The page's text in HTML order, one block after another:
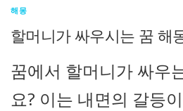
해몽
할머니가 싸우시는 꿈 해
꿈에서 할머니가 싸우
요? 이는 내면의 갈등